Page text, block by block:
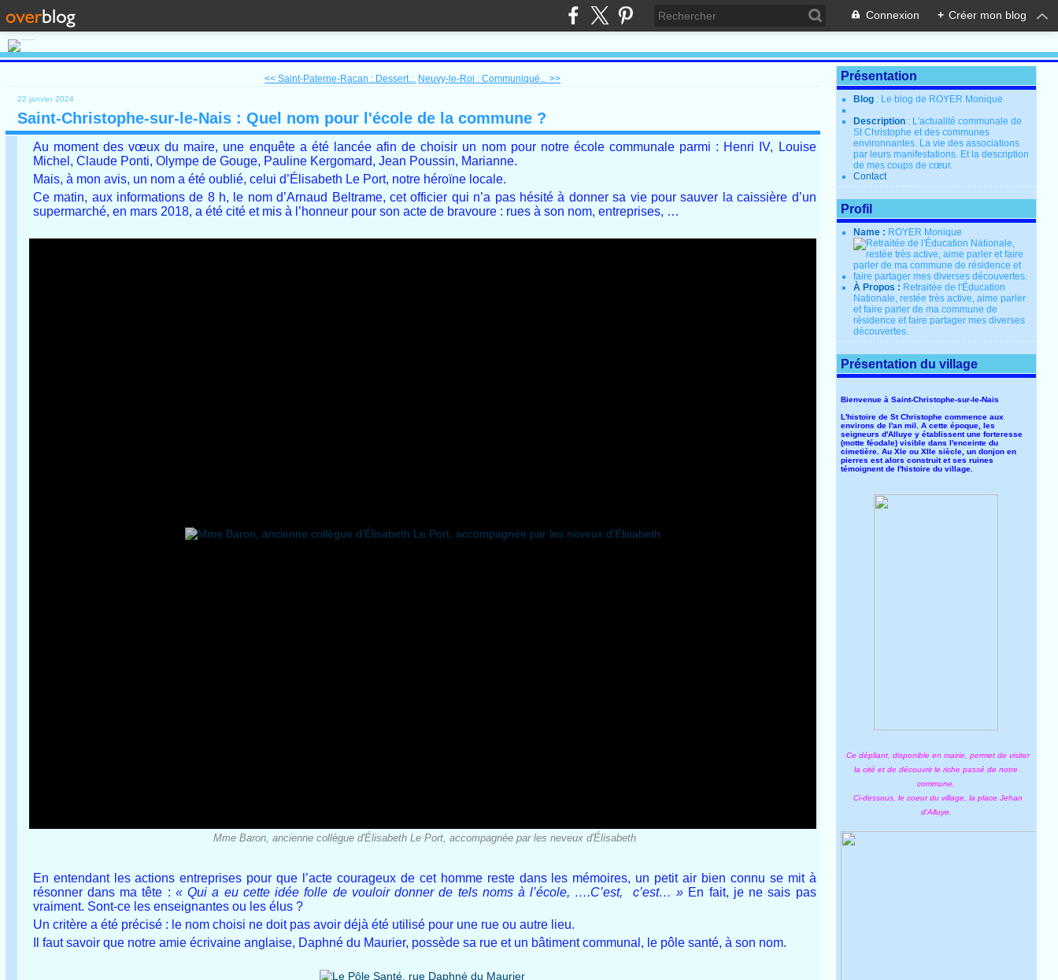
Connexion + Créer mon blog
<< Saint-Paterne-Racan : Dessert... Neuvy-le-Roi : Communiqué... >>
22 janvier 2024
Saint-Christophe-sur-le-Nais : Quel nom pour l'école de la commune ?
Au moment des vœux du maire, une enquête a été lancée afin de choisir un nom pour notre école communale parmi : Henri IV, Louise
Michel, Claude Ponti, Olympe de Gouge, Pauline Kergomard, Jean Poussin, Marianne.
Mais, à mon avis, un nom a été oublié, celui d’Élisabeth Le Port, notre héroïne locale.
Ce matin, aux informations de 8 h, le nom d’Arnaud Beltrame, cet officier qui n’a pas hésité à donner sa vie pour sauver la caissière d’un
supermarché, en mars 2018, a été cité et mis à l’honneur pour son acte de bravoure : rues à son nom, entreprises, …
Mme Baron, ancienne collègue d'Élisabeth Le Port, accompagnée par les neveux d'Élisabeth
En entendant les actions entreprises pour que l’acte courageux de cet homme reste dans les mémoires, un petit air bien connu se mit à
résonner dans ma tête : « Qui a eu cette idée folle de vouloir donner de tels noms à l’école, ….C’est, c’est… » En fait, je ne sais pas
vraiment. Sont-ce les enseignantes ou les élus ?
Un critère a été précisé : le nom choisi ne doit pas avoir déjà été utilisé pour une rue ou autre lieu.
Il faut savoir que notre amie écrivaine anglaise, Daphné du Maurier, possède sa rue et un bâtiment communal, le pôle santé, à son nom.
Présentation
Blog : Le blog de ROYER Monique
Description : L'actualité communale de
St Christophe et des communes
environnantes. La vie des associations
par leurs manifestations. Et la description
de mes coups de cœur.
Contact
Profil
Name : ROYER Monique
À Propos : Retraitée de l'Éducation
Nationale, restée très active, aime parler
et faire parler de ma commune de
résidence et faire partager mes diverses
découvertes.
Présentation du village
Bienvenue à Saint-Christophe-sur-le-Nais
L'histoire de St Christophe commence aux
environs de l'an mil. A cette époque, les
seigneurs d'Alluye y établissent une forteresse
(motte féodale) visible dans l'enceinte du
cimetière. Au XIe ou XIIe siècle, un donjon en
pierres est alors construit et ses ruines
témoignent de l'histoire du village.
Ce dépliant, disponible en mairie, permet de visiter
la cité et de découvrir le riche passé de notre
commune.
Ci-dessous, le coeur du village, la place Jehan
d'Alluye.